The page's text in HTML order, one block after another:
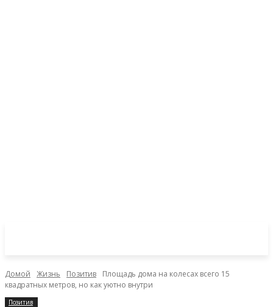
Домой Жизнь Позитив
Площадь дома на колесах всего 15
квадратных метров, но как уютно внутри
Позитив